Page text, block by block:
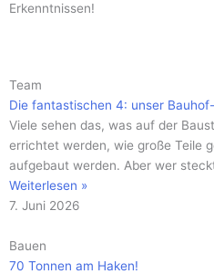
Erkenntnissen!
Team
Die fantastischen 4: unser
Viele sehen das, was auf der
errichtet werden, wie große Teile
aufgebaut werden. Aber wer
Weiterlesen »
7. Juni 2026
Bauen
70 Tonnen am Haken!